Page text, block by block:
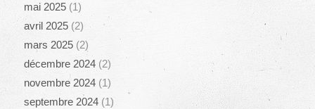
mai 2025(1)
avril 2025(2)
mars 2025(2)
décembre 2024(2)
novembre 2024(1)
septembre 2024(1)